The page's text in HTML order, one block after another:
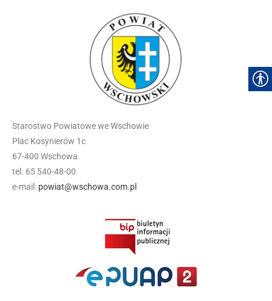
Starostwo Powiatowe we Wschowie
Plac Kosynierów 1c
67-400 Wschowa
tel. 65 540-48-00
e-mail: powiat@wschowa.com.pl